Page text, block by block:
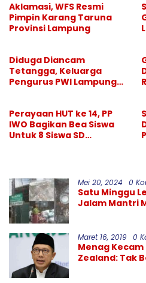
Aklamasi, WFS Resmi
Pimpin Karang Taruna
Provinsi Lampung
Diduga Diancam
Tetangga, Keluarga
Pengurus PWI Lampung
Perayaan HUT ke 14, PP
IWO Bagikan Bea Siswa
Untuk 8 Siswa SD
Mei 20, 2024 0
Satu Minggu
Jalam Mantri
Maret 16, 2019 0
Menag
Zealand: Tak